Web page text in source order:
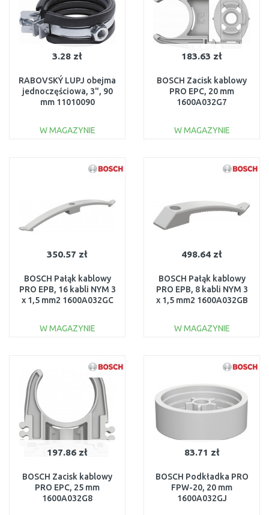
3.28 zł
RABOVSKÝ LUPJ obejma
jednoczęściowa, 3", 90
mm 11010090
W MAGAZYNIE
Do porównania
183.63 zł
BOSCH Zacisk kablowy
PRO EPC, 20 mm
1600A032G7
W MAGAZYNIE
Do porównania
350.57 zł
BOSCH Pałąk kablowy
PRO EPB, 16 kabli NYM 3
x 1,5 mm2 1600A032GC
W MAGAZYNIE
Do porównania
498.64 zł
BOSCH Pałąk kablowy
PRO EPB, 8 kabli NYM 3
x 1,5 mm2 1600A032GB
W MAGAZYNIE
Do porównania
197.86 zł
BOSCH Zacisk kablowy
PRO EPC, 25 mm
1600A032G8
83.71 zł
BOSCH Podkładka PRO
FPW-20, 20 mm
1600A032GJ